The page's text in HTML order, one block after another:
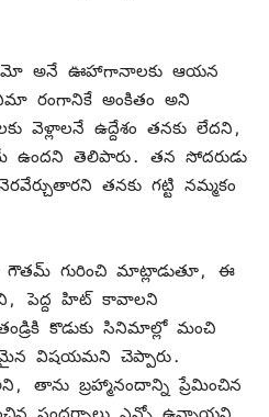
అనే ఊహాగానాలకు ఆయన
రంగానికే అంకితం అని
వెళ్లాలనే ఉద్దేశం తనకు లేదని,
ఉందని తెలిపారు. తన సోదరుడు
తనకు గట్టి నమ్మకం
గౌతమ్ గురించి మాట్లాడుతూ, ఈ
పెద్ద హిట్ కావాలని
కొడుకు సినిమాల్లో మంచి
విషయమని చెప్పారు.
తాను బ్రహ్మానందాన్ని ప్రేమించిన
సందర్భాలు ఎన్నో ఉన్నాయని